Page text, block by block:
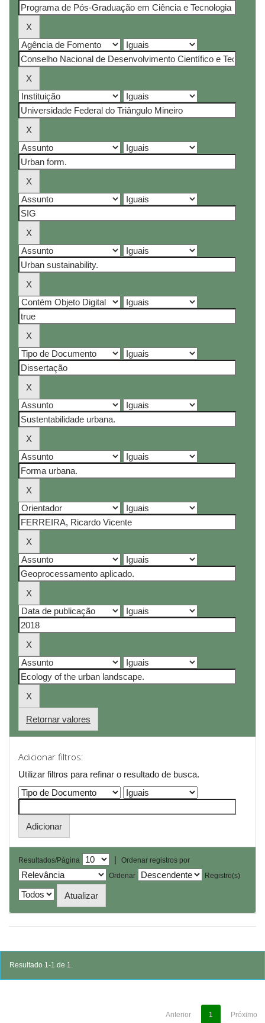
Retornar valores
Adicionar filtros:
Utilizar filtros para refinar o resultado de busca.
Resultados/Página |
Ordenar registros por
Ordenar
Registro(s)
Resultado 1-1 de 1.
Anterior 1 Próximo